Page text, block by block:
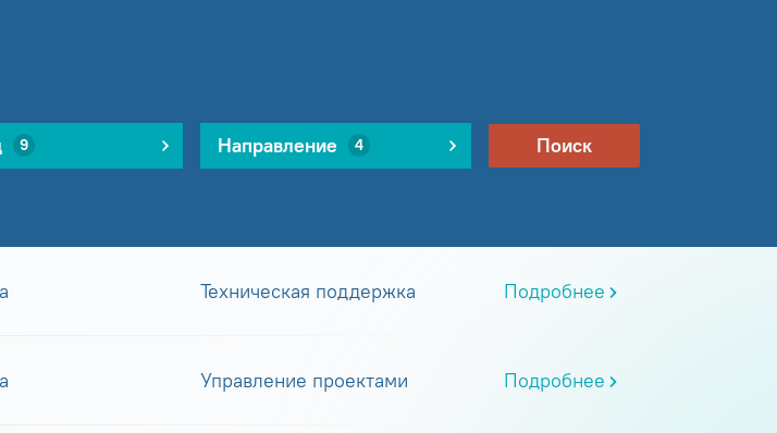
9 Направление 4 Поиск
Техническая поддержка Подробнее
Управление проектами Подробнее